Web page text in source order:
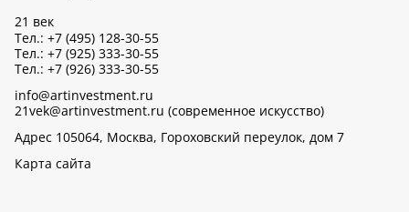
21 век
Тел.: +7 (495) 128-30-55
Тел.: +7 (925) 333-30-55
Тел.: +7 (926) 333-30-55
info@artinvestment.ru
21vek@artinvestment.ru (современное искусство)
Адрес 105064, Москва, Гороховский переулок, дом 7
Карта сайта